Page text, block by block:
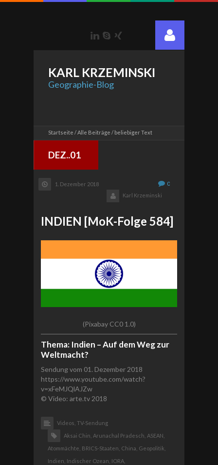
LinkedIn
Skype
KARL KRZEMINSKI
Geographie-Blog
Startseite Alle Beiträge beliebiger Text
DEZ..01
1. Dezember 2018
0
Karl Krzeminski
INDIEN [MoK-Folge 584]
(Pixabay CC0 1.0)
Thema: Indien – Auf dem Weg zur
Weltmacht?
Sendung vom 01. Dezember 2018
https://www.youtube.com/watch?
v=xFeMJQlAJZw
© Video: arte.tv 2018
Videos, TV-Sendung
Aksai Chin, Arunachal Pradesch, ASEAN,
Atommächte, BRICS-Staaten, China, Geopolitik,
Indien, Indischer Ozean, IORA,